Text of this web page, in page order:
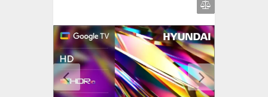
Previous Next